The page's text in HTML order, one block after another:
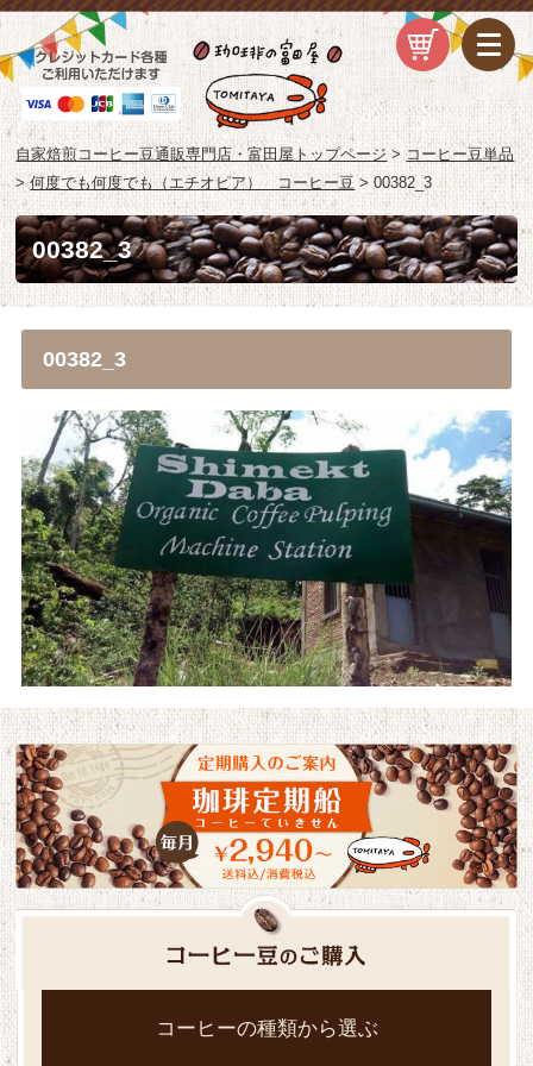
自家焙煎コーヒー豆通販専門店・富田屋トップページ>コーヒー豆単品
>何度でも何度でも（エチオピア） コーヒー豆>00382_3
00382_3
00382_3
コーヒーの種類から選ぶ